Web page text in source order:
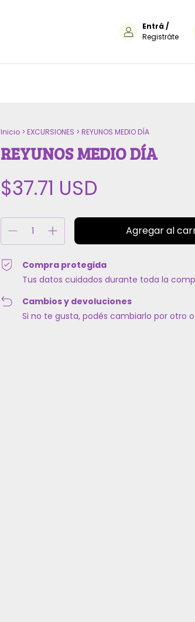
Entrá/
Registráte
Inicio > EXCURSIONES > REYUNOS MEDIO DÍA
REYUNOS MEDIO DÍA
$37.71 USD
Compra protegida
Tus datos cuidados durante toda la
Cambios y devoluciones
Si no te gusta, podés cambiarlo por otro